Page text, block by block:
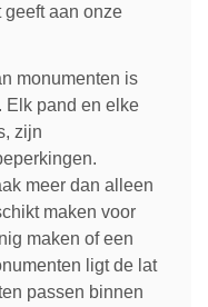
aan onze
monumenten is
Elk pand en elke
zijn
meer dan alleen
maken voor
maken of een
ligt de lat
passen binnen